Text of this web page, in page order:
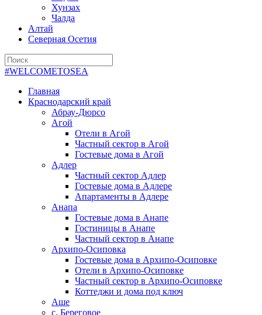
Хунзах
Чалда
Алтай
Северная Осетия
#WELCOMETOSEA
Главная
Краснодарский край
Абрау-Дюрсо
Агой
Отели в Агой
Частный сектор в Агой
Гостевые дома в Агой
Адлер
Частный сектор Адлер
Гостевые дома в Адлере
Апартаменты в Адлере
Анапа
Гостевые дома в Анапе
Гостиницы в Анапе
Частный сектор в Анапе
Архипо-Осиповка
Гостевые дома в Архипо-Осиповке
Отели в Архипо-Осиповке
Частный сектор в Архипо-Осиповке
Коттеджи и дома под ключ
Аше
с. Береговое